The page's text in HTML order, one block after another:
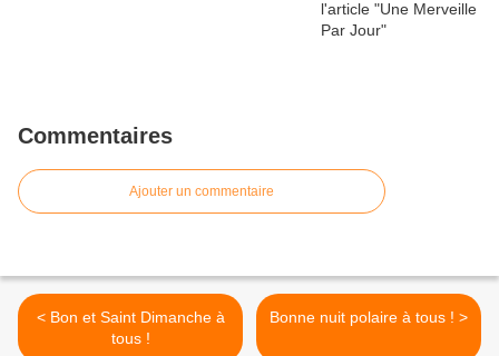
Commentaires
Ajouter un commentaire
< Bon et Saint Dimanche à
tous !
Bonne nuit polaire à tous ! >